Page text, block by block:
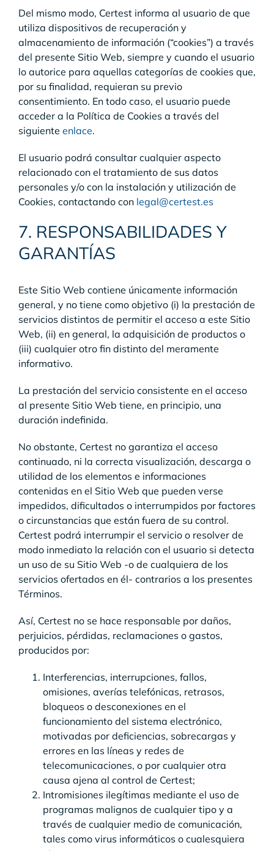
Del mismo modo, Certest informa al usuario de que
utiliza dispositivos de recuperación y
almacenamiento de información (“cookies”) a través
del presente Sitio Web, siempre y cuando el usuario
lo autorice para aquellas categorías de cookies que,
por su finalidad, requieran su previo
consentimiento. En todo caso, el usuario puede
acceder a la Política de Cookies a través del
siguiente enlace.
El usuario podrá consultar cualquier aspecto
relacionado con el tratamiento de sus datos
personales y/o con la instalación y utilización de
Cookies, contactando con legal@certest.es
7. RESPONSABILIDADES Y
GARANTÍAS
Este Sitio Web contiene únicamente información
general, y no tiene como objetivo (i) la prestación de
servicios distintos de permitir el acceso a este Sitio
Web, (ii) en general, la adquisición de productos o
(iii) cualquier otro fin distinto del meramente
informativo.
La prestación del servicio consistente en el acceso
al presente Sitio Web tiene, en principio, una
duración indefinida.
No obstante, Certest no garantiza el acceso
continuado, ni la correcta visualización, descarga o
utilidad de los elementos e informaciones
contenidas en el Sitio Web que pueden verse
impedidos, dificultados o interrumpidos por factores
o circunstancias que están fuera de su control.
Certest podrá interrumpir el servicio o resolver de
modo inmediato la relación con el usuario si detecta
un uso de su Sitio Web -o de cualquiera de los
servicios ofertados en él- contrarios a los presentes
Términos.
Así, Certest no se hace responsable por daños,
perjuicios, pérdidas, reclamaciones o gastos,
producidos por:
Interferencias, interrupciones, fallos,
omisiones, averías telefónicas, retrasos,
bloqueos o desconexiones en el
funcionamiento del sistema electrónico,
motivadas por deficiencias, sobrecargas y
errores en las líneas y redes de
telecomunicaciones, o por cualquier otra
causa ajena al control de Certest;
Intromisiones ilegítimas mediante el uso de
programas malignos de cualquier tipo y a
través de cualquier medio de comunicación,
tales como virus informáticos o cualesquiera